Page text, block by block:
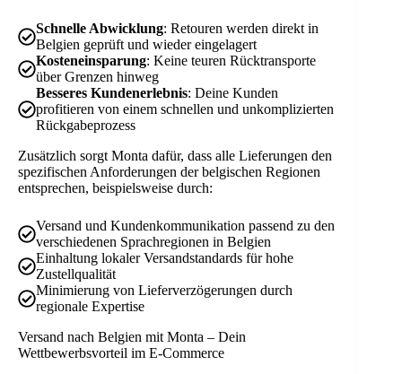
Schnelle Abwicklung: Retouren werden direkt in
Belgien geprüft und wieder eingelagert
Kosteneinsparung: Keine teuren Rücktransporte
über Grenzen hinweg
Besseres Kundenerlebnis: Deine Kunden
profitieren von einem schnellen und unkomplizierten
Rückgabeprozess
Zusätzlich sorgt Monta dafür, dass alle Lieferungen den
spezifischen Anforderungen der belgischen Regionen
entsprechen, beispielsweise durch:
Versand und Kundenkommunikation passend zu den
verschiedenen Sprachregionen in Belgien
Einhaltung lokaler Versandstandards für hohe
Zustellqualität
Minimierung von Lieferverzögerungen durch
regionale Expertise
Versand nach Belgien mit Monta – Dein
Wettbewerbsvorteil im E-Commerce